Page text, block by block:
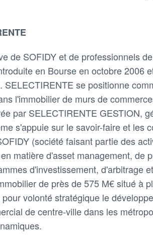
de SOFIDY et de professionnels
en Bourse en octobre 2006
SELECTIRENTE se positionne
l'immobilier de murs de
par SELECTIRENTE GESTION,
s'appuie sur le savoir-faire et les
(société faisant partie des
matière d'asset management, de
d'investissement, d'arbitrage
de près de 575 M€ situé à
volonté stratégique le
de centre-ville dans les